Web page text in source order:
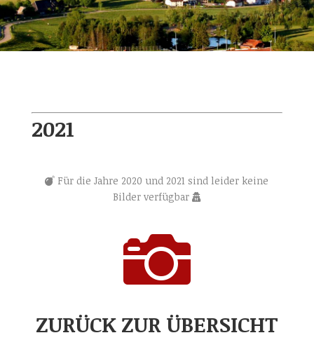
2021
Für die Jahre 2020 und 2021 sind leider keine
Bilder verfügbar

ZURÜCK ZUR ÜBERSICHT